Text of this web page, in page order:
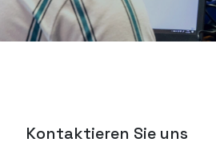
Kontaktieren Sie uns